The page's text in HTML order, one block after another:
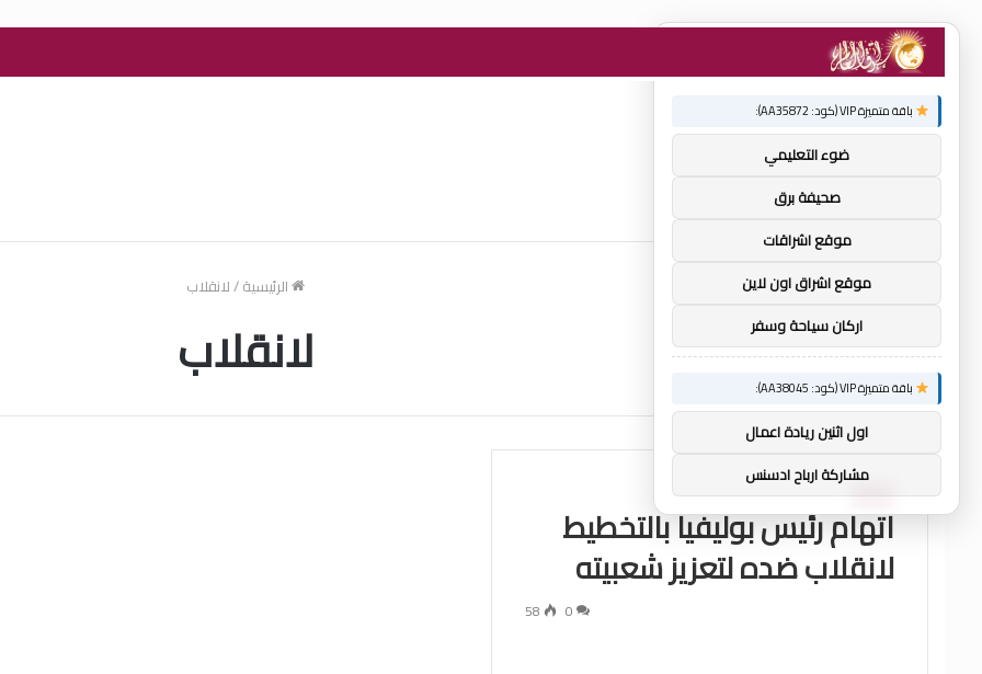
الرئيسية/لانقلاب
لانقلاب
العالم
اتهام رئيس بوليفيا بالتخطيط
لانقلاب ضده لتعزيز شعبيته
0
58
توصيات :
باقة متميزة VIP (كود: AA35872):
ضوء التعليمي
صحيفة برق
موقع اشراقات
موقع اشراق اون لاين
اركان سياحة وسفر
باقة متميزة VIP (كود: AA38045):
اول اثنين ريادة اعمال
مشاركة ارباح ادسنس